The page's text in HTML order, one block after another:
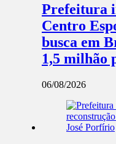
Prefeitura
Centro
busca em
1,5 milhão
06/08/2026